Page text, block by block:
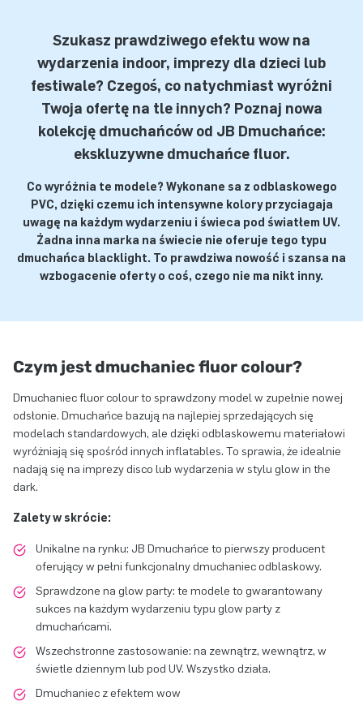
Szukasz prawdziwego efektu wow na
wydarzenia indoor, imprezy dla dzieci lub
festiwale? Czegoś, co natychmiast wyróżni
Twoją ofertę na tle innych? Poznaj nową
kolekcję dmuchańców od JB Dmuchańce:
ekskluzywne dmuchańce fluor.
Co wyróżnia te modele? Wykonane są z odblaskowego
PVC, dzięki czemu ich intensywne kolory przyciągają
uwagę na każdym wydarzeniu i świecą pod światłem UV.
Żadna inna marka na świecie nie oferuje tego typu
dmuchańca blacklight. To prawdziwa nowość i szansa na
wzbogacenie oferty o coś, czego nie ma nikt inny.
Czym jest dmuchaniec fluor colour?
Dmuchaniec fluor colour to sprawdzony model w zupełnie nowej
odsłonie. Dmuchańce bazują na najlepiej sprzedających się
modelach standardowych, ale dzięki odblaskowemu materiałowi
wyróżniają się spośród innych inflatables. To sprawia, że idealnie
nadają się na imprezy disco lub wydarzenia w stylu glow in the
dark.
Zalety w skrócie:
Unikalne na rynku: JB Dmuchańce to pierwszy producent
oferujący w pełni funkcjonalny dmuchaniec odblaskowy.
Sprawdzone na glow party: te modele to gwarantowany
sukces na każdym wydarzeniu typu glow party z
dmuchańcami.
Wszechstronne zastosowanie: na zewnątrz, wewnątrz, w
świetle dziennym lub pod UV. Wszystko działa.
Dmuchaniec z efektem wow